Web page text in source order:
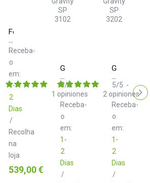
Focal
Shape
65
Receba-
o
em:
1-
2
Dias
/
Recolha
na
loja
Preço
539,00 €
Gravity
SP
3102
Soporte
De
Monitor
Receba-
o
em:
1-
2
Dias
/
5/5-
1 opiniones
Gravity
SP
3202
Soporte
de
Monitor
Receba-
o
em:
1-
2
Dias
/
5/5 -
2 opiniones